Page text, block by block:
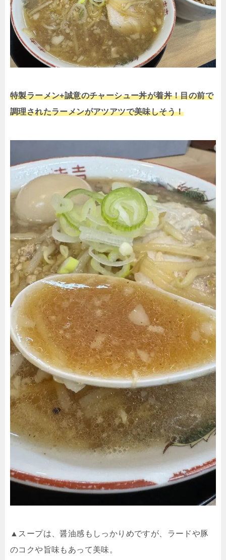
特製ラーメン+誠意のチャーシュー丼が着丼！目の前で
調理されたラーメンがアツアツで美味しそう！
▲スープは、醤油感もしっかりめですが、ラードや豚
のコクや旨味もあって美味。